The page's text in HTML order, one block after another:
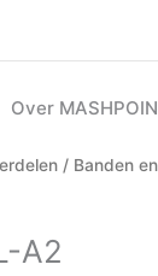
Over
/ Banden
A2